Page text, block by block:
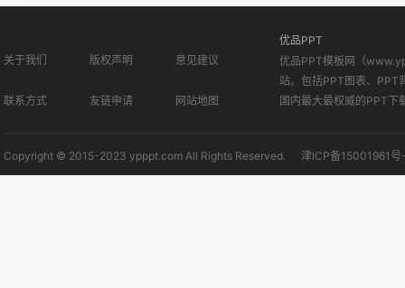
关于我们 版权声明 意见建议
联系方式 友链申请 网站地图
优品PPT
优品PPT模板网（
站。包括PPT图表、PPT
国内最大最权威的PPT下
Copyright © 2015-2023 ypppt.com All Rights Reserved. 津ICP备15001961号